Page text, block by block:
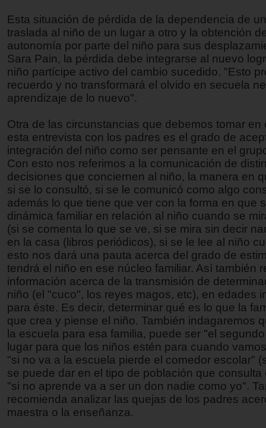
Esta situación de pérdida de la dependencia de
traslada al niño de un lugar a otro y la obtención
autonomía por parte del niño para sus
Sara Pain, la pérdida debe integrarse al nuevo
niño partícipe activo del cambio sucedido. "Esto
recuerdo y no transformará el olvido en secuela
aprendizaje de lo nuevo".
Otra de las circunstancias que debemos tomar en
esta entrevista con los padres es el grado de
integración del niño como ser pensante en el
Con esto nos referimos a la comunicación de
decisiones que conciernen al niño, la manera en
si se lo consultó, si se le comunicó como algo
además lo que tiene que ver con la forma en que
dinámica familiar en relación al niño cuando se
(si se comenta lo que se ve, si se mira sin decir
en la casa (libros periódicos), si se le lee al niño
esto nos dará una pauta acerca del grado de
tendrá el niño en ese núcleo familiar. Así también
información acerca de la transmisión de
niño (el "cuco", los reyes magos, etc), en edades
para éste. Es decir, determinar qué es lo que la
que crea y piense el niño. También indagaremos
la escuela para esa familia, puede ser "el
lugar para que los niños estén para cuando
"si no va a la escuela pierde el comedor escolar"
se puede dar en el tipo de población que consulta
"si no aprende va a ser un don nadie como yo".
recomienda analizar las quejas de los padres
maestra o la enseñanza.